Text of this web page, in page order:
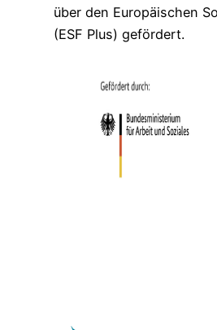
über den Europäischen
(ESF Plus) gefördert.